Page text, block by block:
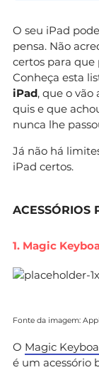
O seu iPad
pensa. Não
certos para que
Conheça esta
iPad, que o
quis e que
nunca lhe
Já não há
iPad certos.
ACESSÓRIOS
1. Magic
Fonte da imagem:
O Magic
é um acessório